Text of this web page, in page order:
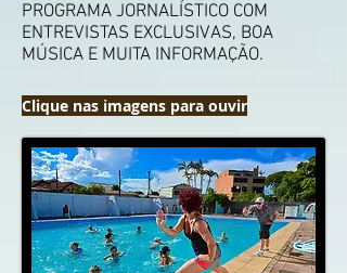
PROGRAMA JORNALÍSTICO COM
ENTREVISTAS EXCLUSIVAS, BOA
MÚSICA E MUITA INFORMAÇÃO.
Clique nas imagens para ouvir